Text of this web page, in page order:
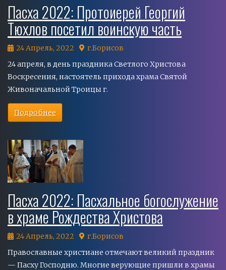
Пасха 2022: Протоиерей Георгий
Тюхлов посетил воинскую часть
24 Апрель, 2022
г.Борисов
24 апреля, в день праздника Светлого Христова
Воскресения, настоятель прихода храма Святой
Живоначальной Троицы г.
Подробнее
Пасха 2022: Пасхальное богослужение
в храме Рождества Христова
24 Апрель, 2022
г.Борисов
Православные христиане отмечают великий праздник
— Пасху Господню. Многие верующие пришли в храмы